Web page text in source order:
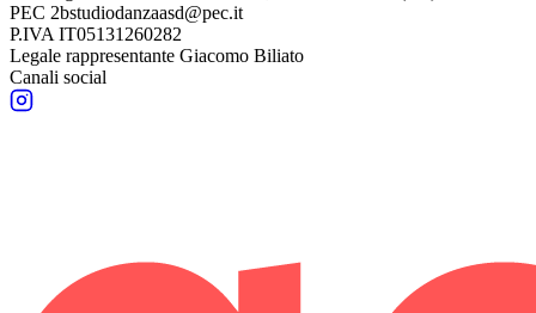
PEC 2bstudiodanzaasd@pec.it
P.IVA IT05131260282
Legale rappresentante Giacomo Biliato
Canali social